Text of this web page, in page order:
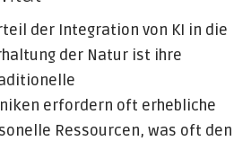
der Integration von KI in die
der Natur ist ihre
erfordern oft erhebliche
Ressourcen, was oft den